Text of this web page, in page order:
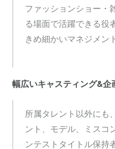
ファッションショー・
る場面で活躍できる役
きめ細かいマネジメン
幅広いキャスティング&企
所属タレント以外にも
ント、モデル、ミスコ
ンテストタイトル保持